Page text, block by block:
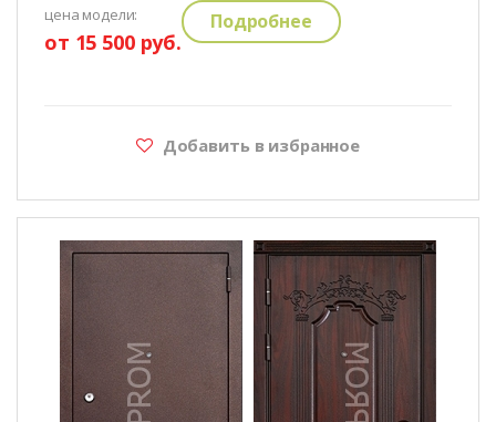
цена модели:
от 15 500 руб.
Подробнее
Добавить в избранное